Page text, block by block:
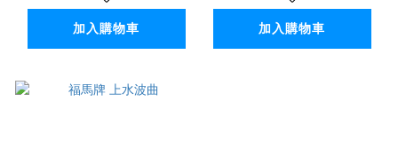
加入購物車 加入購物車